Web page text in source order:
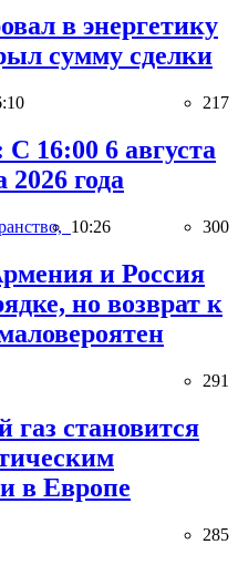
в энергетику
сумму сделки
217
16:00 6 августа
2026 года
10:26 300
и Россия
но возврат к
291
газ становится
в Европе
285